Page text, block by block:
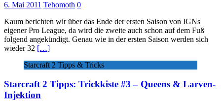
6. Mai 2011 Tehomoth 0
Kaum berichten wir über das Ende der ersten Saison von IGNs
eigener Pro League, da wird die zweite auch schon auf dem Fuß
folgend angekündigt. Genau wie in der ersten Saison werden sich
wieder 32 […]
Starcraft 2 Tipps & Tricks
Starcraft 2 Tipps: Trickkiste #3 – Queens & Larven-
Injektion